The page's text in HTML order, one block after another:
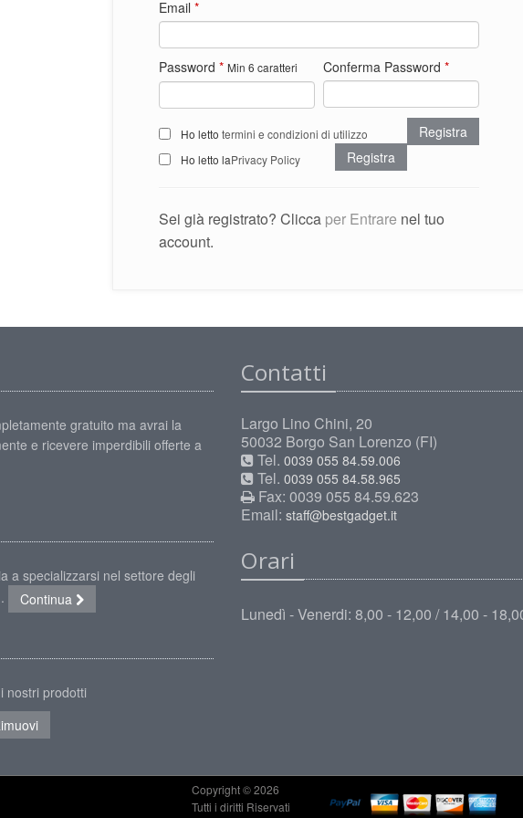
Email *
Password * Min 6 caratteri Conferma Password *
Ho letto termini e condizioni di utilizzo Registra
Ho letto laPrivacy Policy Registra
Sei già registrato? Clicca per Entrare nel tuo
account.
gratuito ma avrai la
e ricevere imperdibili offerte a
a specializzarsi nel settore degli
Continua
nostri prodotti
Contatti
Largo Lino Chini, 20
50032 Borgo San Lorenzo (FI)
Tel. 0039 055 84.59.006
Tel. 0039 055 84.58.965
Fax: 0039 055 84.59.623
Email: staff@bestgadget.it
Orari
Lunedì - Venerdi: 8,00 - 12,00 / 14,00 -
Copyright © 2026
Tutti i diritti Riservati